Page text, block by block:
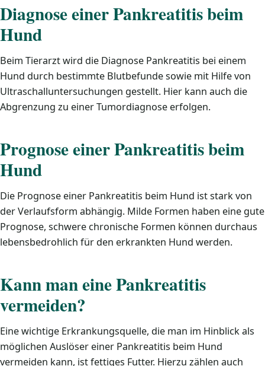
Diagnose einer Pankreatitis beim
Hund
Beim Tierarzt wird die Diagnose Pankreatitis bei einem
Hund durch bestimmte Blutbefunde sowie mit Hilfe von
Ultraschalluntersuchungen gestellt. Hier kann auch die
Abgrenzung zu einer Tumordiagnose erfolgen.
Prognose einer Pankreatitis beim
Hund
Die Prognose einer Pankreatitis beim Hund ist stark von
der Verlaufsform abhängig. Milde Formen haben eine gute
Prognose, schwere chronische Formen können durchaus
lebensbedrohlich für den erkrankten Hund werden.
Kann man eine Pankreatitis
vermeiden?
Eine wichtige Erkrankungsquelle, die man im Hinblick als
möglichen Auslöser einer Pankreatitis beim Hund
vermeiden kann, ist fettiges Futter. Hierzu zählen auch